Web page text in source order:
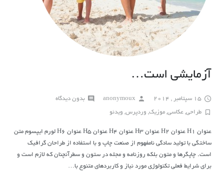
آزمایشی است…
15 سپتامبر , 2014 anonymoux بدون دیدگاه
طراحی, عکاسی, موزیک, وردپرس, ویدئو
عنوان H1 عنوان H2 عنوان H3 عنوان H4 عنوان H5 عنوان H6 لورم ایپسوم متن
ساختگی با تولید سادگی نامفهوم از صنعت چاپ و با استفاده از طراحان گرافیک
است. چاپگرها و متون بلکه روزنامه و مجله در ستون و سطرآنچنان که لازم است و
برای شرایط فعلی تکنولوژی مورد نیاز و کاربردهای متنوع با…